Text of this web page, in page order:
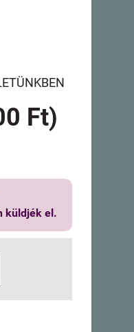
Ft)
küldjék el.